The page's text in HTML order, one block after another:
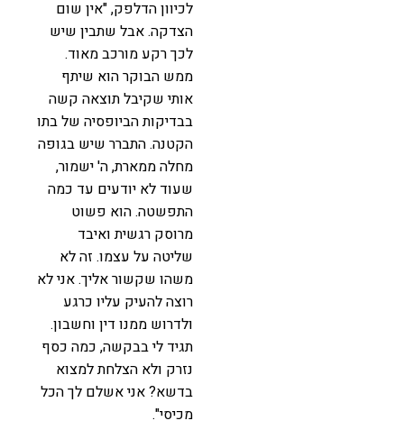
לכיוון הדלפק, "אין שום
הצדקה. אבל שתבין שיש
לכך רקע מורכב מאוד.
ממש הבוקר הוא שיתף
אותי שקיבל תוצאה קשה
בבדיקות הביופסיה של בתו
הקטנה. התברר שיש בגופה
מחלה ממארת, ה' ישמור,
שעוד לא יודעים עד כמה
התפשטה. הוא פשוט
מרוסק רגשית ואיבד
שליטה על עצמו. זה לא
משהו שקשור אליך. אני לא
רוצה להעיק עליו כרגע
ולדרוש ממנו דין וחשבון.
תגיד לי בבקשה, כמה כסף
נזרק ולא הצלחת למצוא
בדשא? אני אשלם לך הכל
מכיסי".